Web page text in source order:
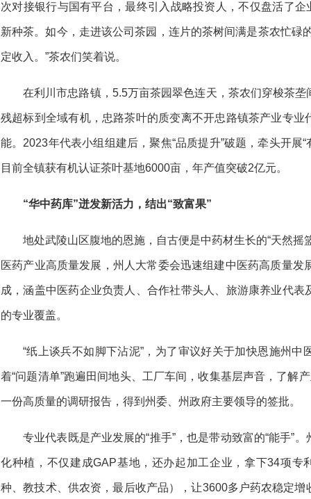
次对接银行与国有平台，最终引入战略投资人，不仅盘活了
新种茶。如今，走进该公司茶园，连片的茶树间满是茶农忙碌
定收入。”茶农们笑着说。
在利川市忠路镇，5.5万亩茶园翠色连天，茶农们穿梭茶
残超标到全域有机，忠路茶叶的质变离不开忠路镇茶产业专
能。2023年代表小组组建后，聚焦“品质提升”破题，牵头开展
目前全镇获有机认证茶叶基地6000亩，年产值突破2亿元。
“华中药库”迸发新活力，结出“致富果”
地处武陵山区腹地的恩施，自古便是中药材生长的“天然摇
医药产业高质量发展，州人大常委会迅速组建中医药高质量
成，涵盖中医药企业负责人、合作社带头人、旅游康养业代
的专业覆盖。
“纸上谈兵不如脚下沾泥”，为了审议好关于加快恩施州
着“问题清单”跑遍田间地头、工厂车间，收集基层声音，了解
一份高质量的调研报告，得到州委、州政府主要领导的签批。
专业代表既是产业发展的“推手”，也是带动致富的“能手”
化种植，不仅建成GAP基地，还办起加工企业，拿下34项专
种、教技术、供农资，最后收产品），让3600多户药农稳定